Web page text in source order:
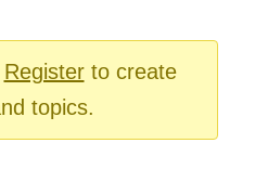
Registerto create
topics.